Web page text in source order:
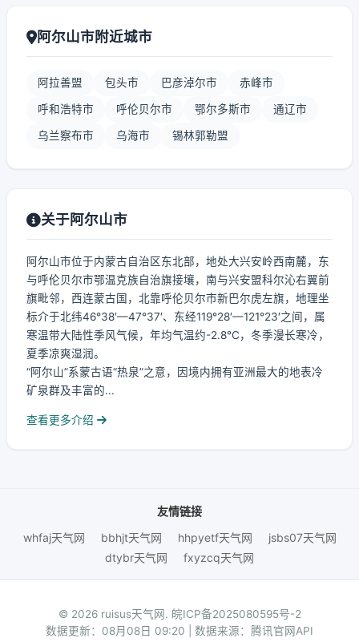
阿尔山市附近城市
阿拉善盟 包头市 巴彦淖尔市 赤峰市
呼和浩特市 呼伦贝尔市 鄂尔多斯市 通辽市
乌兰察布市 乌海市 锡林郭勒盟
关于阿尔山市
阿尔山市位于内蒙古自治区东北部，地处大兴安岭西南麓，东
与呼伦贝尔市鄂温克族自治旗接壤，南与兴安盟科尔沁右翼前
旗毗邻，西连蒙古国，北靠呼伦贝尔市新巴尔虎左旗，地理坐
标介于北纬46°38′—47°37′、东经119°28′—121°23′之间，属
寒温带大陆性季风气候，年均气温约-2.8℃，冬季漫长寒冷，
夏季凉爽湿润。
“阿尔山”系蒙古语“热泉”之意，因境内拥有亚洲最大的地表冷
矿泉群及丰富的...
查看更多介绍
友情链接
whfaj天气网
bbhjt天气网 hhpyetf天气网
jsbs07天气网
dtybr天气网
fxyzcq天气网
© 2026 ruisus天气网. 皖ICP备2025080595号-2
数据更新：08月08日 09:20 | 数据来源：腾讯官网API